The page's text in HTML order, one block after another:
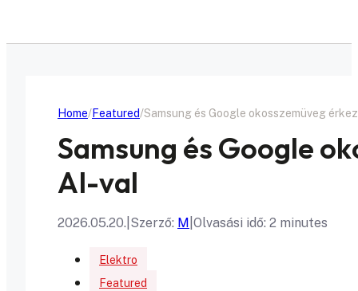
Home Featured Samsung és Google okosszemüveg
Samsung és Google
AI-val
2026.05.20. Szerző: M Olvasási idő: 2 minutes
Elektro
Featured